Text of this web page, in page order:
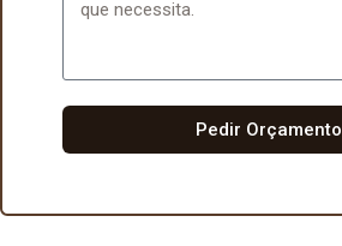
Pedir Orçamento